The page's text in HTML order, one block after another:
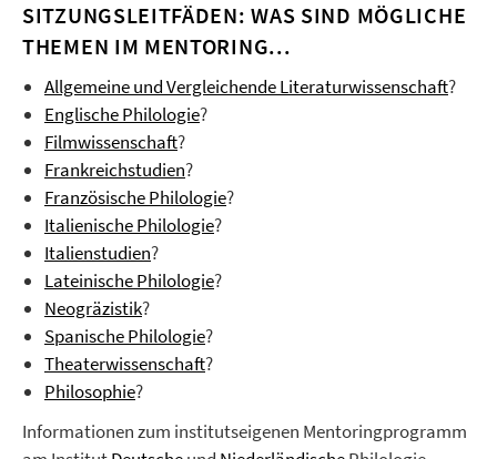
SITZUNGSLEITFÄDEN: WAS SIND MÖGLICHE
THEMEN IM MENTORING...
Allgemeine und Vergleichende Literaturwissenschaft?
Englische Philologie?
Filmwissenschaft?
Frankreichstudien?
Französische Philologie?
Italienische Philologie?
Italienstudien?
Lateinische Philologie?
Neogräzistik?
Spanische Philologie?
Theaterwissenschaft?
Philosophie?
Informationen zum institutseigenen Mentoringprogramm